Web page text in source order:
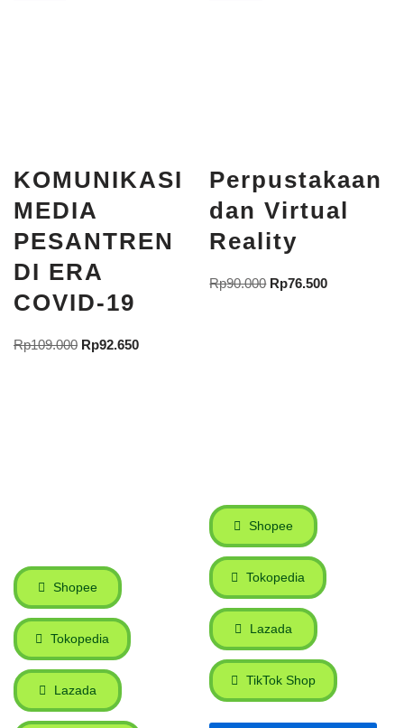
KOMUNIKASI
MEDIA
PESANTREN
DI ERA
COVID-19
Rp109.000 Rp92.650
Shopee
Tokopedia
Lazada
Perpustakaan
dan Virtual
Reality
Rp90.000 Rp76.500
Shopee
Tokopedia
Lazada
TikTok Shop